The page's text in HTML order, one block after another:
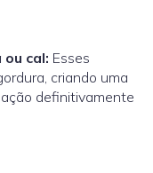
cal: Esses
criando uma
definitivamente